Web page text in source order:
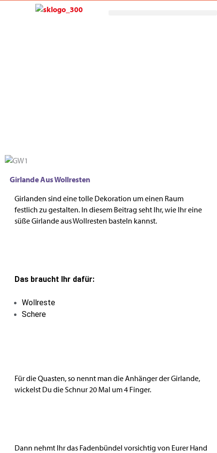
Girlande Aus Wollresten
Girlanden sind eine tolle Dekoration um einen Raum
festlich zu gestalten. In diesem Beitrag seht Ihr, wie Ihr eine
süße Girlande aus Wollresten basteln kannst.
Das braucht Ihr dafür:
Wollreste
Schere
Für die Quasten, so nennt man die Anhänger der Girlande,
wickelst Du die Schnur 20 Mal um 4 Finger.
Dann nehmt Ihr das Fadenbündel vorsichtig von Eurer Hand